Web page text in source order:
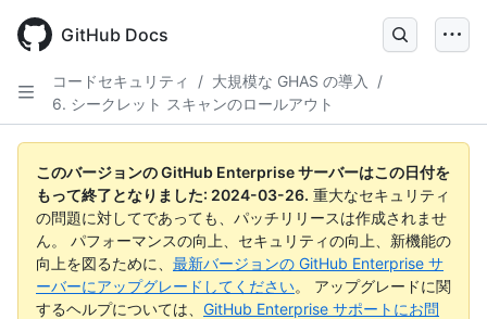
main
GitHub Docs
コードセキュリティ / 大規模な GHAS の導入
/
6. シークレット スキャンのロールアウト
このバージョンの GitHub Enterprise サーバーはこの日付を
もって終了となりました: 2024-03-26. 重大なセキュリティ
の問題に対してであっても、パッチリリースは作成されませ
ん。 パフォーマンスの向上、セキュリティの向上、新機能の
向上を図るために、 最新バージョンの GitHub Enterprise サ
ーバーにアップグレードしてください。 アップグレードに関
するヘルプについては、 GitHub Enterprise サポートにお問